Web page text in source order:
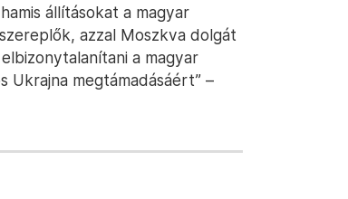
állításokat a magyar
azzal Moszkva dolgát
a magyar
Ukrajna megtámadásáért” –